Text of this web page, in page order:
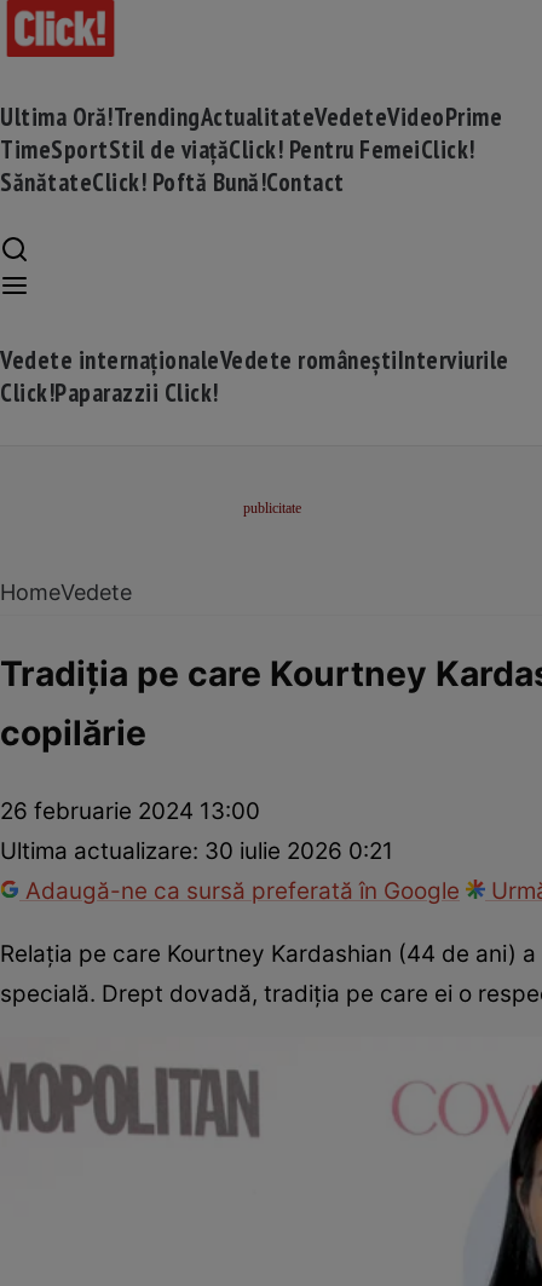
Ultima Oră!TrendingActualitateVedeteVideoPrime
TimeSportStil de viațăClick! Pentru FemeiClick!
SănătateClick! Poftă Bună!Contact
Vedete internaționaleVedete româneștiInterviurile
Click!Paparazzii Click!
HomeVedete
Tradiția pe care Kourtney
copilărie
26 februarie 2024 13:00
Ultima actualizare: 30 iulie 2026 0:21
Adaugă-ne ca sursă preferată în Google
Relația pe care Kourtney Kardashian (44 de ani)
specială. Drept dovadă, tradiția pe care ei o